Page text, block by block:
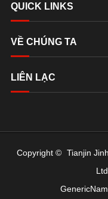
QUICK LINKS
VỀ CHÚNG TA
LIÊN LẠC
Copyright © Tianjin
Ltd.